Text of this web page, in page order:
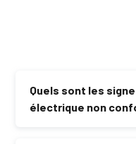
Quels sont les
électrique non